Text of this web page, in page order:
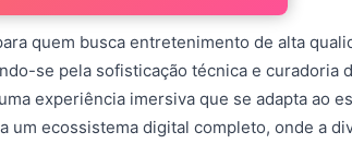
quem busca entretenimento de alta
se pela sofisticação técnica e curadoria
experiência imersiva que se adapta ao
um ecossistema digital completo, onde a